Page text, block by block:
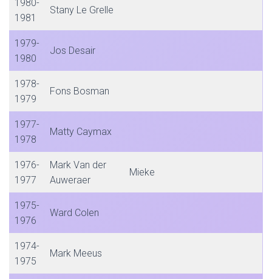
1980-
1981
Stany Le Grelle
1979-
1980
Jos Desair
1978-
1979
Fons Bosman
1977-
1978
Matty Caymax
1976-
1977
Mark Van der
Auweraer
Mieke
1975-
1976
Ward Colen
1974-
1975
Mark Meeus